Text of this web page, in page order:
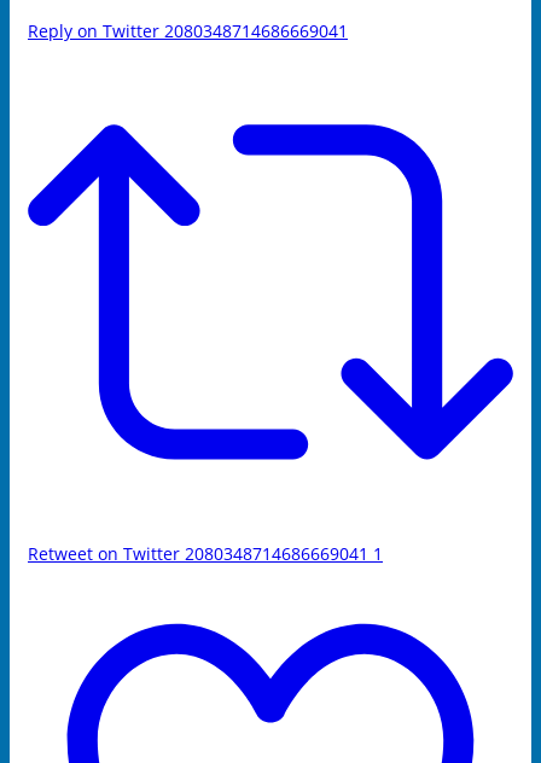
Reply on Twitter 2080348714686669041
Retweet on Twitter 2080348714686669041 1